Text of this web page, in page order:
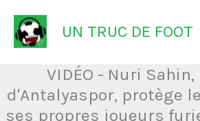
Aller
au
contenu
UN TRUC DE FOOT
VIDÉO - Nuri Sahin,
d'Antalyaspor, protège
ses propres joueurs